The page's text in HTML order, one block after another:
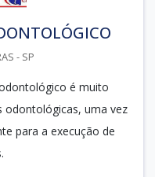
- SP
é muito
odontológicas, uma vez
para a execução de